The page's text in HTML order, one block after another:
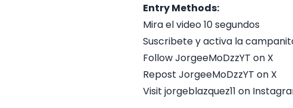
Entry Methods:
Mira el video 10 segundos
Suscribete y activa la
Follow JorgeeMoDzzYT on X
Repost JorgeeMoDzzYT on X
Visit jorgeblazquez11 on